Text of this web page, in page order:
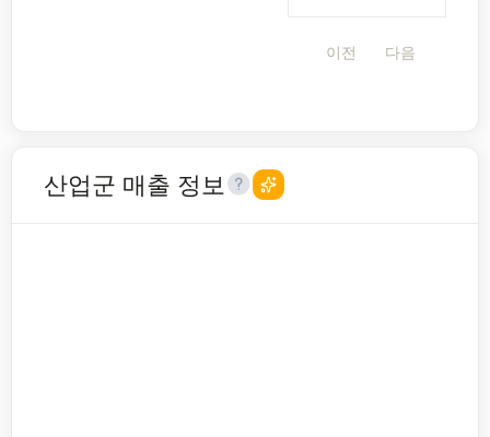
이전 다음
산업군 매출 정보